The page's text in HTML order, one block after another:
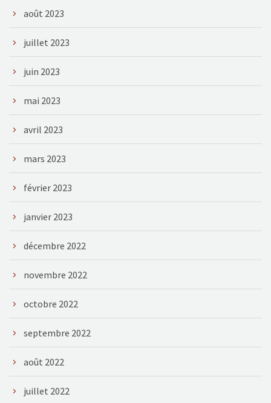
août 2023
juillet 2023
juin 2023
mai 2023
avril 2023
mars 2023
février 2023
janvier 2023
décembre 2022
novembre 2022
octobre 2022
septembre 2022
août 2022
juillet 2022